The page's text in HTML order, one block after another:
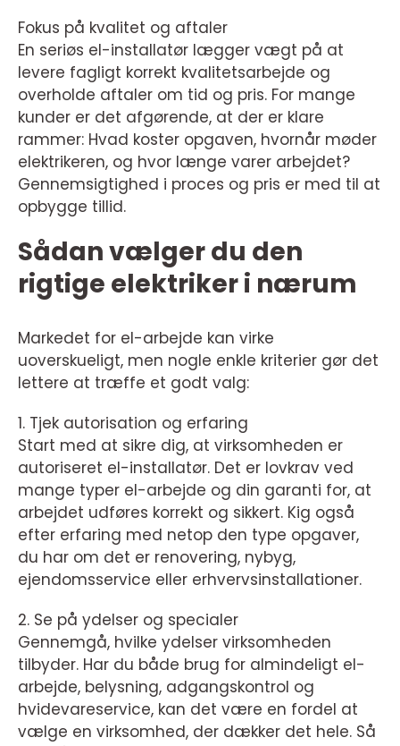
Fokus på kvalitet og aftaler
En seriøs el-installatør lægger vægt på at
levere fagligt korrekt kvalitetsarbejde og
overholde aftaler om tid og pris. For mange
kunder er det afgørende, at der er klare
rammer: Hvad koster opgaven, hvornår møder
elektrikeren, og hvor længe varer arbejdet?
Gennemsigtighed i proces og pris er med til at
opbygge tillid.
Sådan vælger du den
rigtige elektriker i nærum
Markedet for el-arbejde kan virke
uoverskueligt, men nogle enkle kriterier gør det
lettere at træffe et godt valg:
1. Tjek autorisation og erfaring
Start med at sikre dig, at virksomheden er
autoriseret el-installatør. Det er lovkrav ved
mange typer el-arbejde og din garanti for, at
arbejdet udføres korrekt og sikkert. Kig også
efter erfaring med netop den type opgaver,
du har om det er renovering, nybyg,
ejendomsservice eller erhvervsinstallationer.
2. Se på ydelser og specialer
Gennemgå, hvilke ydelser virksomheden
tilbyder. Har du både brug for almindeligt el-
arbejde, belysning, adgangskontrol og
hvidevareservice, kan det være en fordel at
vælge en virksomhed, der dækker det hele. Så